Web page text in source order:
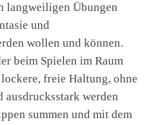
langweiligen Übungen
und
wollen und können.
beim Spielen im Raum
freie Haltung, ohne
ausdrucksstark werden
summen und mit dem